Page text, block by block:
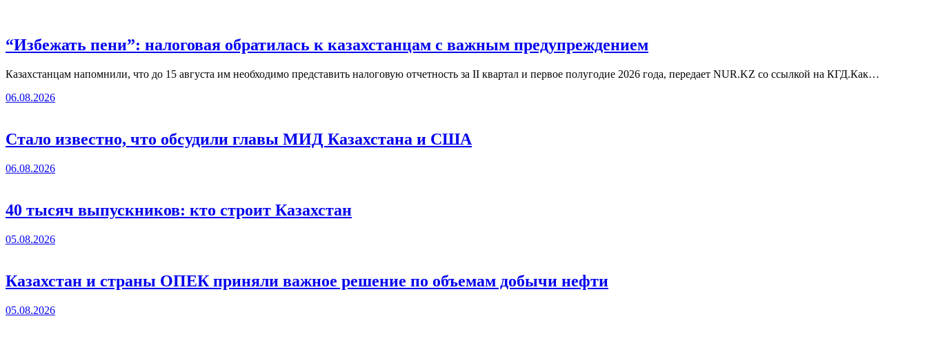
“Избежать пени”: налоговая обратилась к казахстанцам с важным предупреждением
Казахстанцам напомнили, что до 15 августа им необходимо представить налоговую отчетность за II квартал и первое полугодие 2026 года, передает NUR.KZ со ссылкой на КГД.Как…
06.08.2026
Стало известно, что обсудили главы МИД Казахстана и США
06.08.2026
40 тысяч выпускников: кто строит Казахстан
05.08.2026
Казахстан и страны ОПЕК приняли важное решение по объемам добычи нефти
05.08.2026